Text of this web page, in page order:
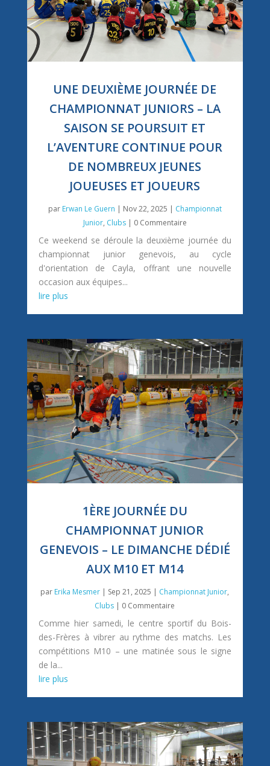
UNE DEUXIÈME JOURNÉE DE
CHAMPIONNAT JUNIORS – LA
SAISON SE POURSUIT ET
L’AVENTURE CONTINUE POUR
DE NOMBREUX JEUNES
JOUEUSES ET JOUEURS
par Erwan Le Guern | Nov 22, 2025 | Championnat
Junior, Clubs| 0 Commentaire
Ce weekend se déroule la deuxième journée du
championnat junior genevois, au cycle
d'orientation de Cayla, offrant une nouvelle
occasion aux équipes...
lire plus
1ÈRE JOURNÉE DU
CHAMPIONNAT JUNIOR
GENEVOIS – LE DIMANCHE DÉDIÉ
AUX M10 ET M14
par Erika Mesmer | Sep 21, 2025 | Championnat Junior,
Clubs | 0 Commentaire
Comme hier samedi, le centre sportif du Bois-
des-Frères à vibrer au rythme des matchs. Les
compétitions M10 – une matinée sous le signe
de la...
lire plus